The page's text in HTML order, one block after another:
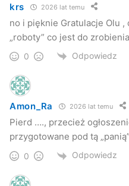
krs 2026 lat temu
no i pięknie Gratulacje Olu
„roboty” co jest do
0 Odpowiedz
Amon_Ra 2026 lat temu
Pierd …., przecież
przygotowane pod tą
0 Odpowiedz